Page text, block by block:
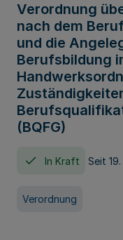
Verordnung
nach dem
und die
Berufsbildung
(BQFG)
In Kraft Seit
Verordnung